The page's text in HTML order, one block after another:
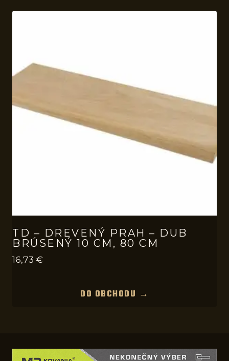
TD – DREVENÝ PRAH – DUB
BRÚSENÝ 10 CM, 80 CM
16,73 €
DO OBCHODU →